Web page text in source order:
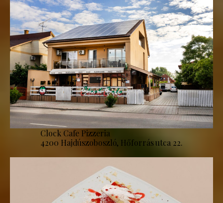
Clock Cafe Pizzeria
4200 Hajdúszoboszló, Hőforrás utca 22.